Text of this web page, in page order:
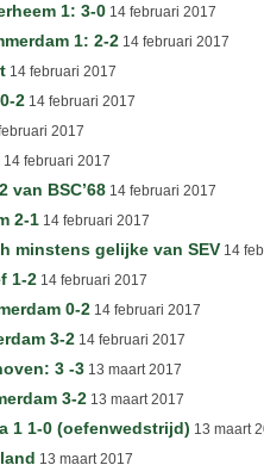
1: 3-0 14 februari 2017
1: 2-2 14 februari 2017
14 februari 2017
2 14 februari 2017
2017
14 februari 2017
van BSC’68 14 februari 2017
2-1 14 februari 2017
minstens gelijke van SEV 14
1-2 14 februari 2017
0-2 14 februari 2017
3-2 14 februari 2017
3 -3 13 maart 2017
3-2 13 maart 2017
1 1-0 (oefenwedstrijd) 13 maart
13 maart 2017